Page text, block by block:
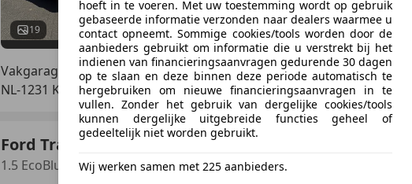
19 02/1968 28.011 km
Vakgarage Lamme B.V.
NL-1231 KS LOOSDRECHT
Ford Transit Connect
1.5 EcoBlue L2 Trend , navigatie , pdc , automaat
hoeft in te voeren. Met uw toestemming wordt op gebruik
gebaseerde informatie verzonden naar dealers waarmee u
contact opneemt. Sommige cookies/tools worden door de
aanbieders gebruikt om informatie die u verstrekt bij het
indienen van financieringsaanvragen gedurende 30 dagen
op te slaan en deze binnen deze periode automatisch te
hergebruiken om nieuwe financieringsaanvragen in te
vullen. Zonder het gebruik van dergelijke cookies/tools
kunnen dergelijke uitgebreide functies geheel of
gedeeltelijk niet worden gebruikt.
Wij werken samen met 225 aanbieders.